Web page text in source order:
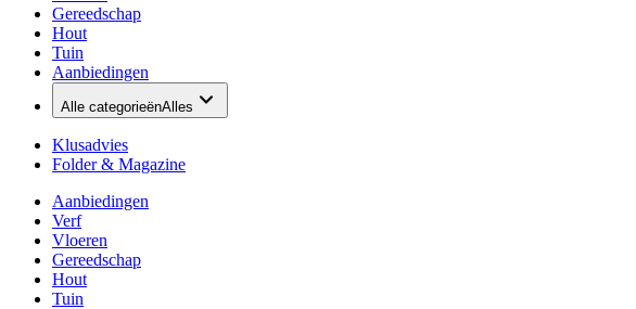
Gereedschap
Hout
Tuin
Aanbiedingen
Alle categorieënAlles
Klusadvies
Folder & Magazine
Aanbiedingen
Verf
Vloeren
Gereedschap
Hout
Tuin